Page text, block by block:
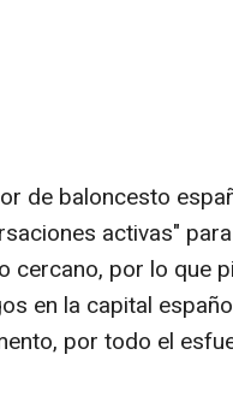
de baloncesto
activas"
cercano, por lo que
en la capital
por todo el